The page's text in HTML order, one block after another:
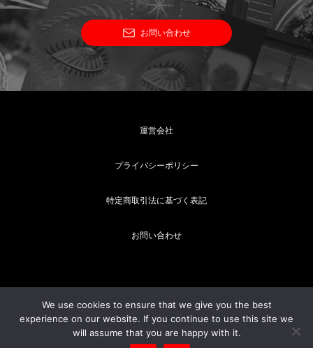
お問い合わせ
運営会社
プライバシーポリシー
特定商取引法に基づく表記
お問い合わせ
We use cookies to ensure that we give you the best
experience on our website. If you continue to use this site we
will assume that you are happy with it.